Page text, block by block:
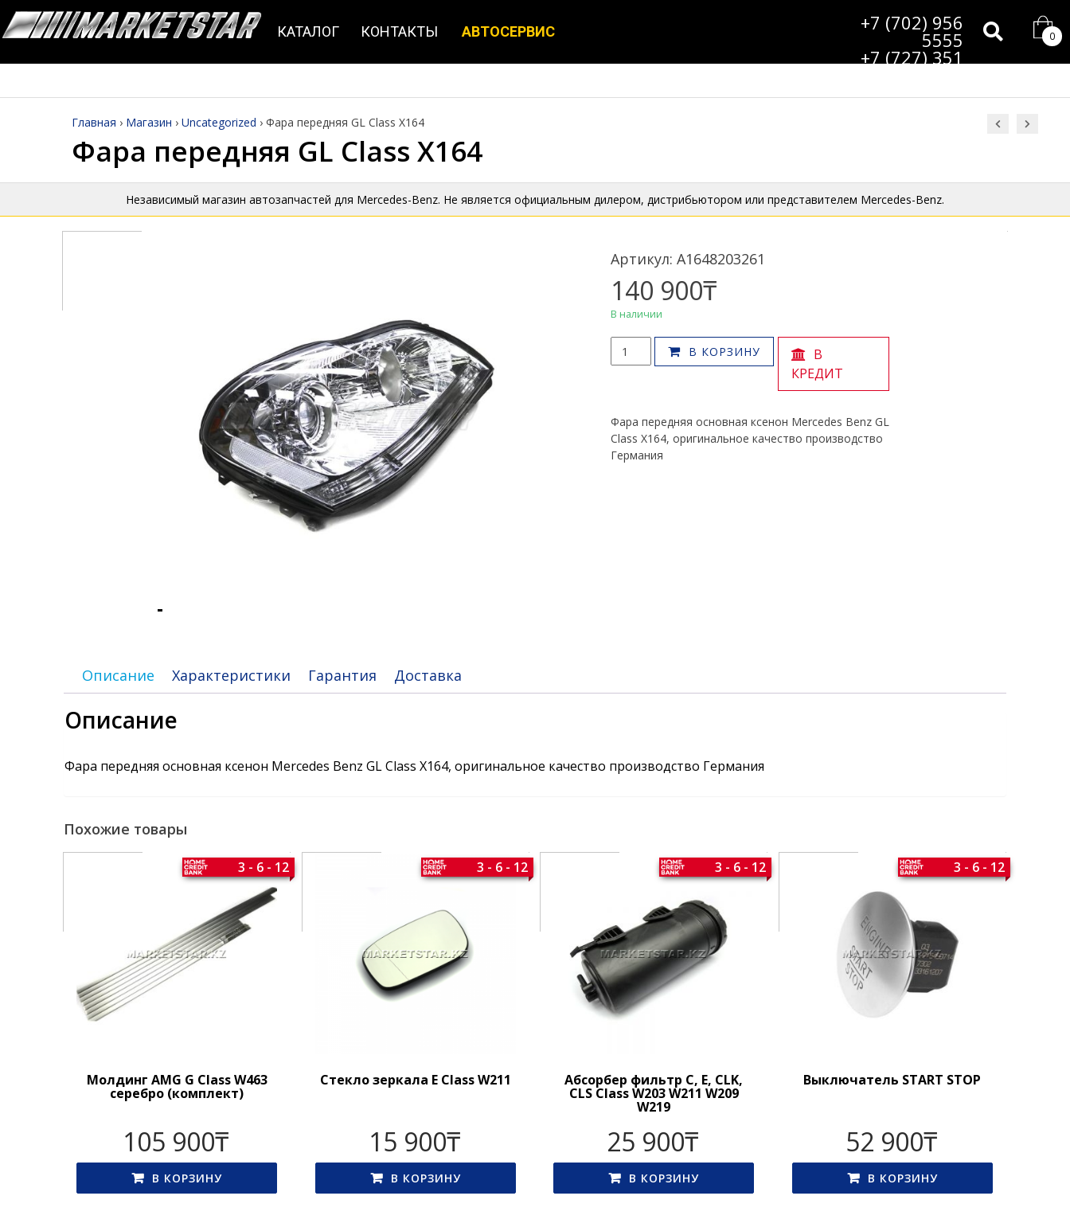
КАТАЛОГ КОНТАКТЫ АВТОСЕРВИС +7 (702) 956
5555
+7 (727) 351
Главная › Магазин › Uncategorized › Фара передняя GL Class X164
Фара передняя GL Class X164
Независимый магазин автозапчастей для Mercedes-Benz. Не является официальным дилером, дистрибьютором или представителем Mercedes-Benz.
Артикул: A1648203261
140 900₸
В наличии
Количество
товара
Class
X164
В КОРЗИНУ
В
КРЕДИТ
Фара передняя основная ксенон Mercedes Benz GL
Class X164, оригинальное качество производство
Германия
Описание Характеристики Гарантия Доставка
Описание
Фара передняя основная ксенон Mercedes Benz GL Class X164, оригинальное качество производство Германия
Похожие товары
Молдинг AMG G Class W463
серебро (комплект)
3 - 6 - 12
105 900₸
В КОРЗИНУ
Стекло зеркала E Class W211
3 - 6 - 12
15 900₸
В КОРЗИНУ
Абсорбер фильтр C, E, CLK,
CLS Class W203 W211 W209
W219
3 - 6 - 12
25 900₸
В КОРЗИНУ
Выключатель START STOP
3 - 6 - 12
52 900₸
В КОРЗИНУ
0